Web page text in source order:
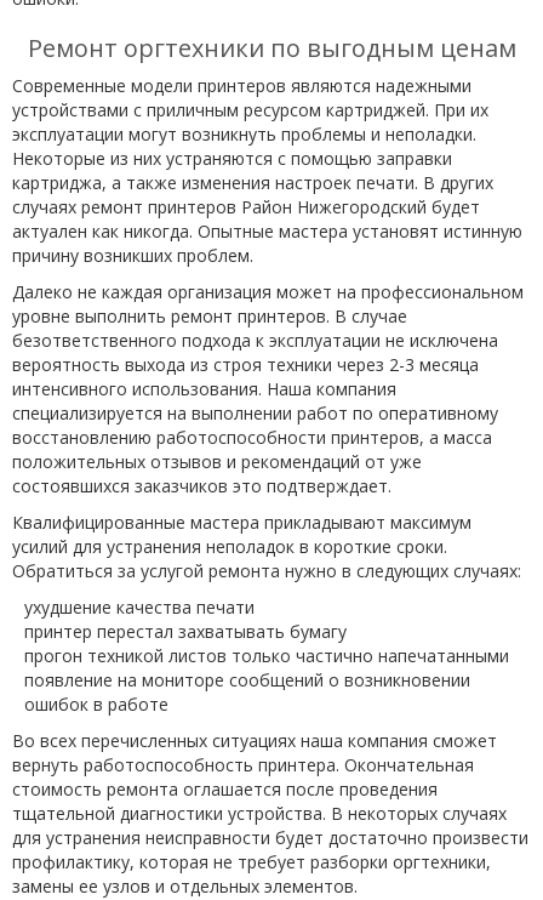
Ремонт оргтехники по выгодным ценам
Современные модели принтеров являются надежными
устройствами с приличным ресурсом картриджей. При их
эксплуатации могут возникнуть проблемы и неполадки.
Некоторые из них устраняются с помощью заправки
картриджа, а также изменения настроек печати. В других
случаях ремонт принтеров Район Нижегородский будет
актуален как никогда. Опытные мастера установят истинную
причину возникших проблем.
Далеко не каждая организация может на профессиональном
уровне выполнить ремонт принтеров. В случае
безответственного подхода к эксплуатации не исключена
вероятность выхода из строя техники через 2-3 месяца
интенсивного использования. Наша компания
специализируется на выполнении работ по оперативному
восстановлению работоспособности принтеров, а масса
положительных отзывов и рекомендаций от уже
состоявшихся заказчиков это подтверждает.
Квалифицированные мастера прикладывают максимум
усилий для устранения неполадок в короткие сроки.
Обратиться за услугой ремонта нужно в следующих случаях:
ухудшение качества печати
принтер перестал захватывать бумагу
прогон техникой листов только частично напечатанными
появление на мониторе сообщений о возникновении
ошибок в работе
Во всех перечисленных ситуациях наша компания сможет
вернуть работоспособность принтера. Окончательная
стоимость ремонта оглашается после проведения
тщательной диагностики устройства. В некоторых случаях
для устранения неисправности будет достаточно произвести
профилактику, которая не требует разборки оргтехники,
замены ее узлов и отдельных элементов.